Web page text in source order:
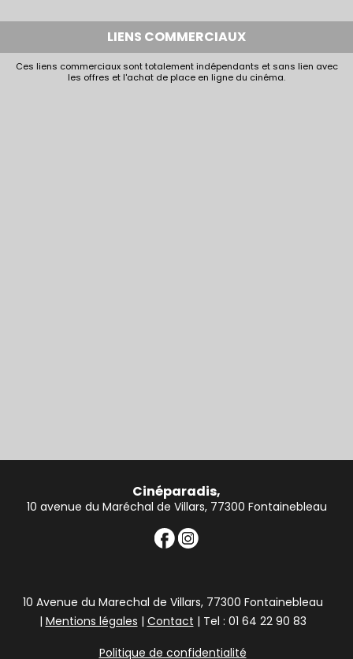
LIENS COMMERCIAUX
Ces liens commerciaux sont totalement indépendants et sans lien avec
les offres et l'achat de place en ligne du cinéma.
Cinéparadis,
10 avenue du Maréchal de Villars, 77300 Fontainebleau
10 Avenue du Marechal de Villars, 77300 Fontainebleau
| Mentions légales | Contact | Tel : 01 64 22 90 83
Politique de confidentialité